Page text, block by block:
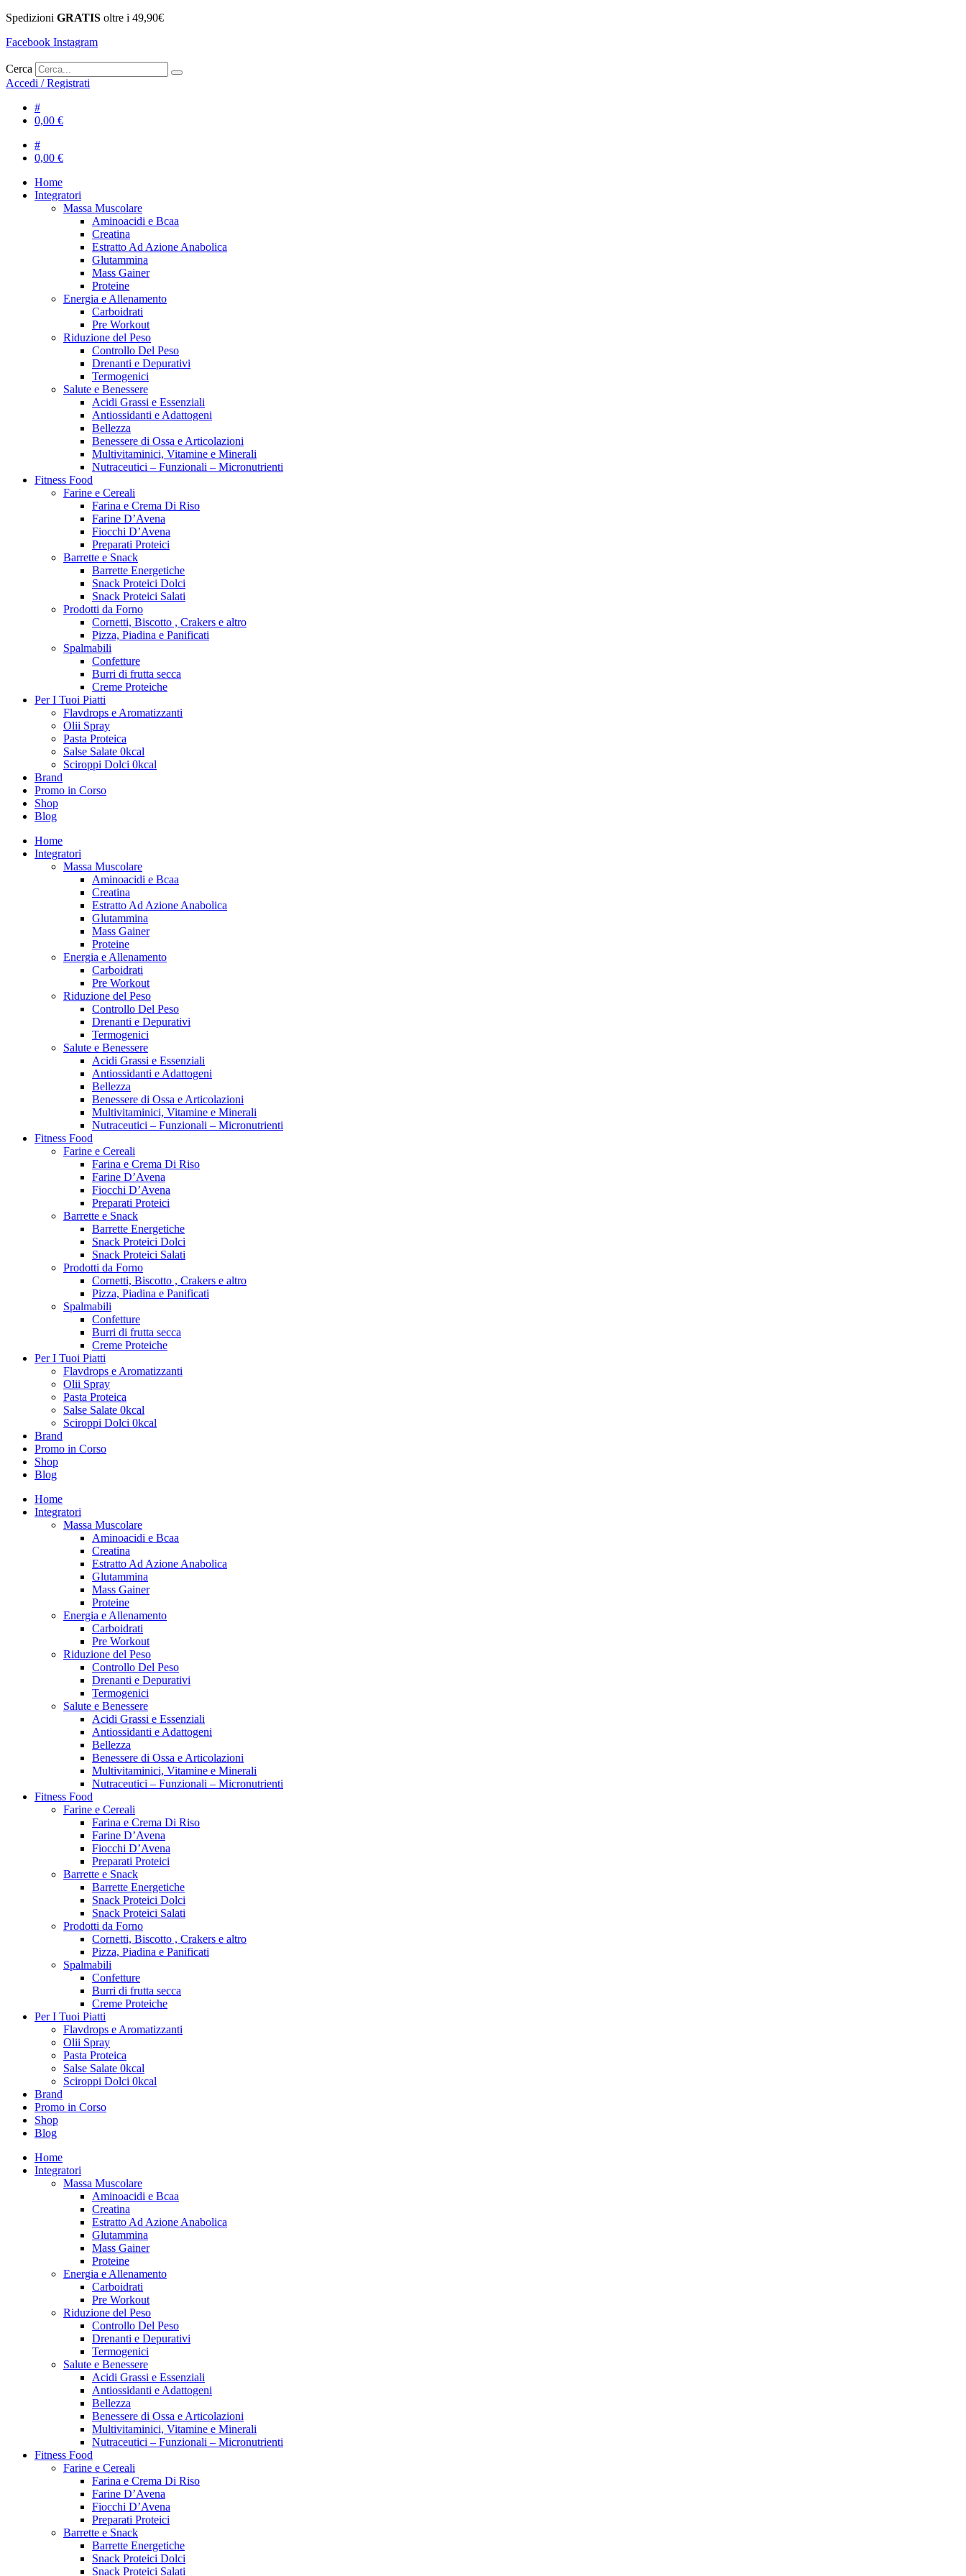
Spedizioni GRATIS oltre i 49,90€
Facebook Instagram
Cerca
Accedi / Registrati
#
0,00 €
#
0,00 €
Home
Integratori
Massa Muscolare
Aminoacidi e Bcaa
Creatina
Estratto Ad Azione Anabolica
Glutammina
Mass Gainer
Proteine
Energia e Allenamento
Carboidrati
Pre Workout
Riduzione del Peso
Controllo Del Peso
Drenanti e Depurativi
Termogenici
Salute e Benessere
Acidi Grassi e Essenziali
Antiossidanti e Adattogeni
Bellezza
Benessere di Ossa e Articolazioni
Multivitaminici, Vitamine e Minerali
Nutraceutici – Funzionali – Micronutrienti
Fitness Food
Farine e Cereali
Farina e Crema Di Riso
Farine D’Avena
Fiocchi D’Avena
Preparati Proteici
Barrette e Snack
Barrette Energetiche
Snack Proteici Dolci
Snack Proteici Salati
Prodotti da Forno
Cornetti, Biscotto , Crakers e altro
Pizza, Piadina e Panificati
Spalmabili
Confetture
Burri di frutta secca
Creme Proteiche
Per I Tuoi Piatti
Flavdrops e Aromatizzanti
Olii Spray
Pasta Proteica
Salse Salate 0kcal
Sciroppi Dolci 0kcal
Brand
Promo in Corso
Shop
Blog
Home
Integratori
Massa Muscolare
Aminoacidi e Bcaa
Creatina
Estratto Ad Azione Anabolica
Glutammina
Mass Gainer
Proteine
Energia e Allenamento
Carboidrati
Pre Workout
Riduzione del Peso
Controllo Del Peso
Drenanti e Depurativi
Termogenici
Salute e Benessere
Acidi Grassi e Essenziali
Antiossidanti e Adattogeni
Bellezza
Benessere di Ossa e Articolazioni
Multivitaminici, Vitamine e Minerali
Nutraceutici – Funzionali – Micronutrienti
Fitness Food
Farine e Cereali
Farina e Crema Di Riso
Farine D’Avena
Fiocchi D’Avena
Preparati Proteici
Barrette e Snack
Barrette Energetiche
Snack Proteici Dolci
Snack Proteici Salati
Prodotti da Forno
Cornetti, Biscotto , Crakers e altro
Pizza, Piadina e Panificati
Spalmabili
Confetture
Burri di frutta secca
Creme Proteiche
Per I Tuoi Piatti
Flavdrops e Aromatizzanti
Olii Spray
Pasta Proteica
Salse Salate 0kcal
Sciroppi Dolci 0kcal
Brand
Promo in Corso
Shop
Blog
Home
Integratori
Massa Muscolare
Aminoacidi e Bcaa
Creatina
Estratto Ad Azione Anabolica
Glutammina
Mass Gainer
Proteine
Energia e Allenamento
Carboidrati
Pre Workout
Riduzione del Peso
Controllo Del Peso
Drenanti e Depurativi
Termogenici
Salute e Benessere
Acidi Grassi e Essenziali
Antiossidanti e Adattogeni
Bellezza
Benessere di Ossa e Articolazioni
Multivitaminici, Vitamine e Minerali
Nutraceutici – Funzionali – Micronutrienti
Fitness Food
Farine e Cereali
Farina e Crema Di Riso
Farine D’Avena
Fiocchi D’Avena
Preparati Proteici
Barrette e Snack
Barrette Energetiche
Snack Proteici Dolci
Snack Proteici Salati
Prodotti da Forno
Cornetti, Biscotto , Crakers e altro
Pizza, Piadina e Panificati
Spalmabili
Confetture
Burri di frutta secca
Creme Proteiche
Per I Tuoi Piatti
Flavdrops e Aromatizzanti
Olii Spray
Pasta Proteica
Salse Salate 0kcal
Sciroppi Dolci 0kcal
Brand
Promo in Corso
Shop
Blog
Home
Integratori
Massa Muscolare
Aminoacidi e Bcaa
Creatina
Estratto Ad Azione Anabolica
Glutammina
Mass Gainer
Proteine
Energia e Allenamento
Carboidrati
Pre Workout
Riduzione del Peso
Controllo Del Peso
Drenanti e Depurativi
Termogenici
Salute e Benessere
Acidi Grassi e Essenziali
Antiossidanti e Adattogeni
Bellezza
Benessere di Ossa e Articolazioni
Multivitaminici, Vitamine e Minerali
Nutraceutici – Funzionali – Micronutrienti
Fitness Food
Farine e Cereali
Farina e Crema Di Riso
Farine D’Avena
Fiocchi D’Avena
Preparati Proteici
Barrette e Snack
Barrette Energetiche
Snack Proteici Dolci
Snack Proteici Salati